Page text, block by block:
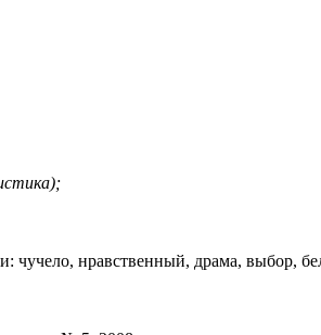
нравственный, драма, выбор,